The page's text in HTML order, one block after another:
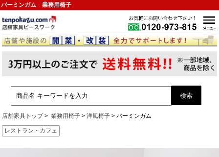
バーミンガム 業務用椅子
店舗家具トップ 業務用椅子 洋風椅子 バーミンガム
レストラン・カフェ